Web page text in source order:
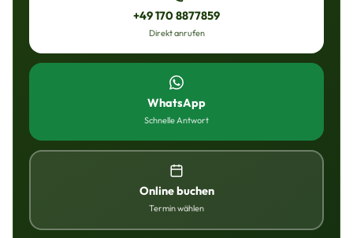
+49 170 8877859
Direkt anrufen
WhatsApp
Schnelle Antwort
Online buchen
Termin wählen